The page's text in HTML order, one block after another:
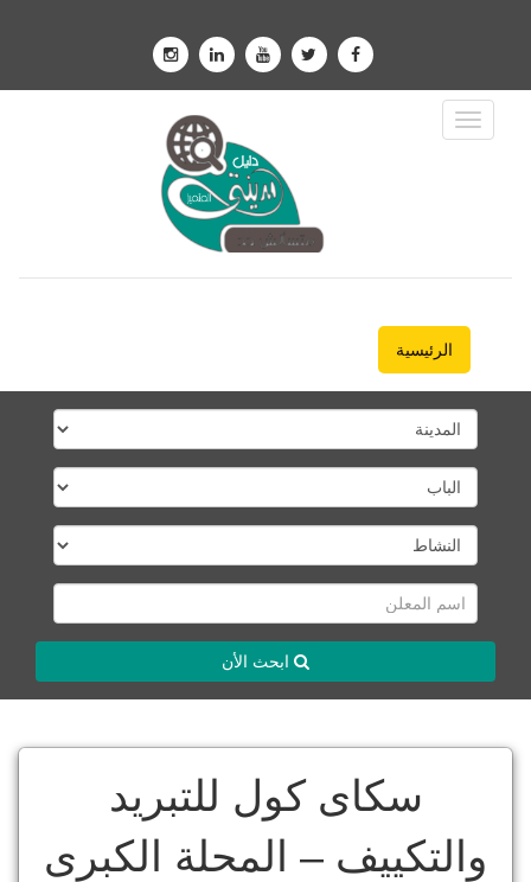
Toggle
Navigation
الرئيسية
ابحث الأن
سكاى كول للتبريد
والتكييف – المحلة الكبرى